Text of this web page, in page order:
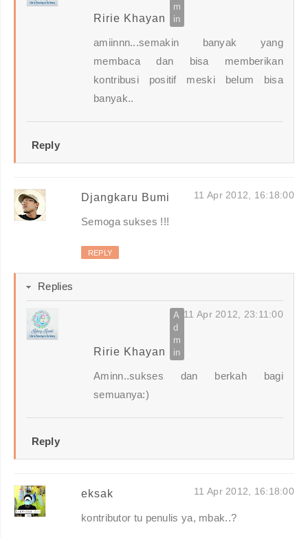
Ririe Khayan
amiinnn...semakin banyak yang
membaca dan bisa memberikan
kontribusi positif meski belum bisa
banyak..
Reply
Djangkaru Bumi 11 Apr 2012, 16:18:00
Semoga sukses !!!
REPLY
Replies
Ririe Khayan
11 Apr 2012, 23:11:00
Aminn..sukses dan berkah bagi
semuanya:)
Reply
eksak 11 Apr 2012, 16:18:00
kontributor tu penulis ya, mbak..?